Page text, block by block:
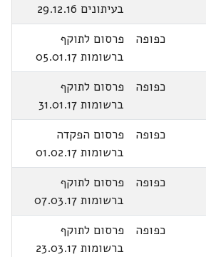
בעיתונים 29.12.16
כפופה
פרסום לתוקף
ברשומות 05.01.17
כפופה
פרסום לתוקף
ברשומות 31.01.17
כפופה
פרסום הפקדה
ברשומות 01.02.17
כפופה
פרסום לתוקף
ברשומות 07.03.17
כפופה
פרסום לתוקף
ברשומות 23.03.17